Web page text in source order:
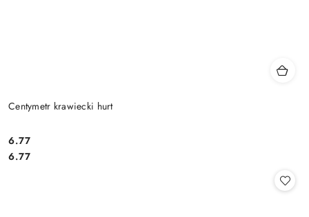
Centymetr krawiecki hurt
Cena:
6.77
Cena:
6.77